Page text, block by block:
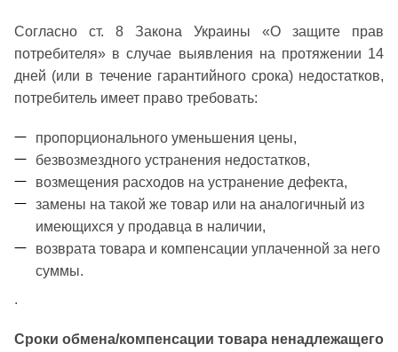
Согласно ст. 8 Закона Украины «О защите прав
потребителя» в случае выявления на протяжении 14
дней (или в течение гарантийного срока) недостатков,
потребитель имеет право требовать:
пропорционального уменьшения цены,
безвозмездного устранения недостатков,
возмещения расходов на устранение дефекта,
замены на такой же товар или на аналогичный из
имеющихся у продавца в наличии,
возврата товара и компенсации уплаченной за него
суммы.
.
Сроки обмена/компенсации товара ненадлежащего